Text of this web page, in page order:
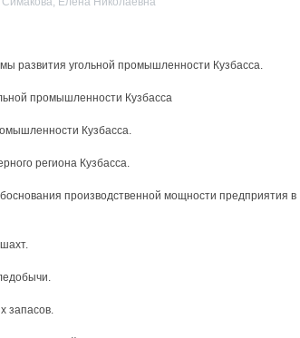
развития угольной промышленности Кузбасса.
промышленности Кузбасса
Кузбасса.
региона Кузбасса.
производственной мощности предприятия в
запасов.